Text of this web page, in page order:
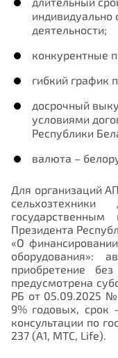
индивидуально
деятельности;
конкурентные
гибкий график
досрочный
условиями
Республики
валюта –
Для организаций
Президента
«О
оборудования»:
приобретение
предусмотрена
РБ от 05.09.2025 №
9% годовых,
консультации по
237 (А1, МТС, Life).